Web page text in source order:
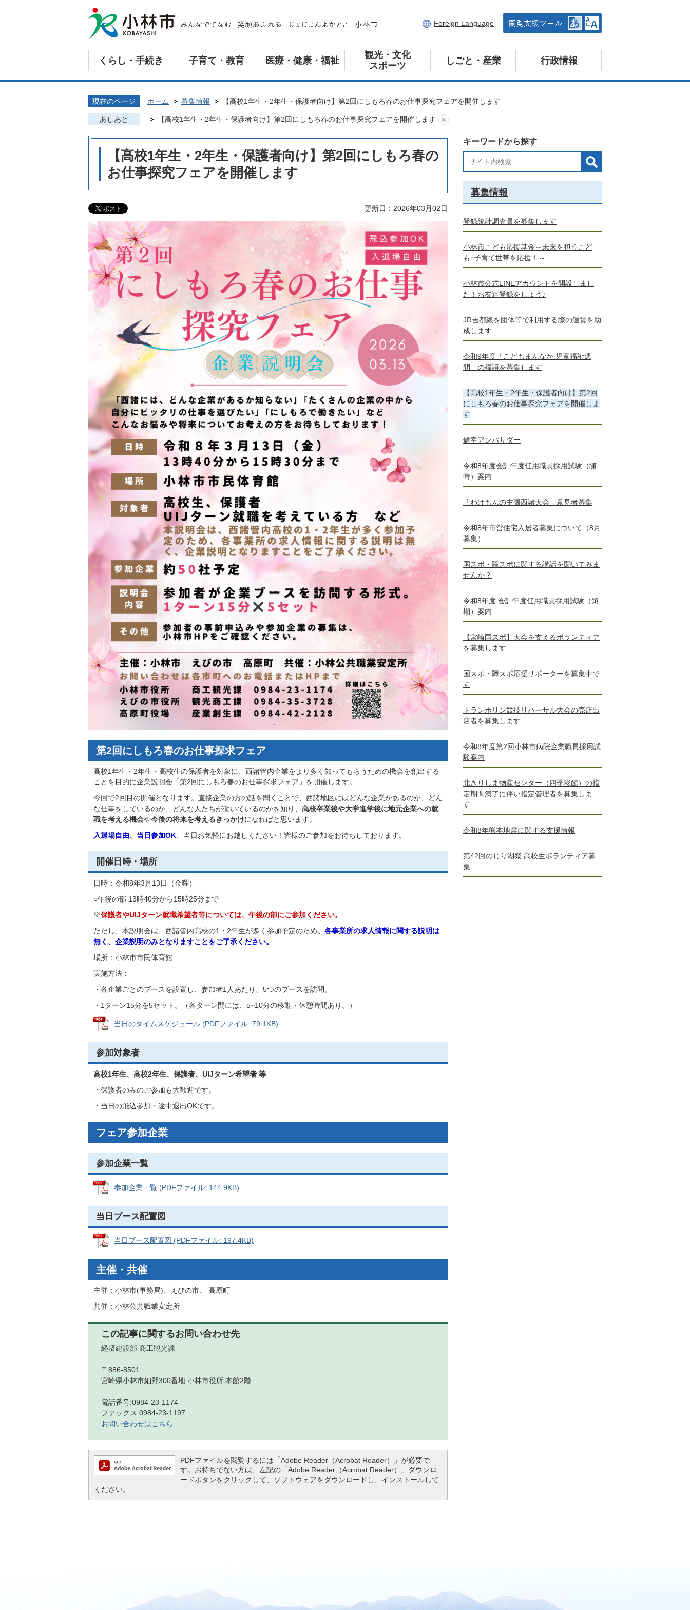
Foreign Language
くらし・手続き 子育て・教育 医療・健康・福祉
観光・文化
スポーツ
しごと・産業 行政情報
現在のページ ホーム 募集情報 【高校1年生・2年生・保護者向け】第2回にしもろ春のお仕事探究フェアを開催します
あしあと 【高校1年生・2年生・保護者向け】第2回にしもろ春のお仕事探究フェアを開催します
【高校1年生・2年生・保護者向け】第2回にしもろ春の
お仕事探究フェアを開催します
更新日：2026年03月02日
第2回にしもろ春のお仕事探求フェア
高校1年生・2年生・高校生の保護者を対象に、西諸管内企業をより多く知ってもらうための機会を創出する
ことを目的に企業説明会「第2回にしもろ春のお仕事探求フェア」を開催します。
今回で2回目の開催となります。直接企業の方の話を聞くことで、西諸地区にはどんな企業があるのか、どん
な仕事をしているのか、どんな人たちが働いているのかを知り、 高校卒業後や大学進学後に地元企業への就
職を考える機会や今後の将来を考えるきっかけになればと思います。
入退場自由、当日参加OK 、当日お気軽にお越しください！皆様のご参加をお待ちしております。
開催日時・場所
日時：令和8年3月13日（金曜）
○午後の部 13時40分から15時25分まで
※保護者やUIJターン就職希望者等については、午後の部にご参加ください。
ただし、本説明会は、西諸管内高校の1・2年生が多く参加予定のため、各事業所の求人情報に関する説明は
無く、企業説明のみとなりますことをご了承ください。
場所：小林市市民体育館
実施方法：
・各企業ごとのブースを設置し、参加者1人あたり、5つのブースを訪問。
・1ターン15分を5セット。（各ターン間には、5~10分の移動・休憩時間あり。）
当日のタイムスケジュール (PDFファイル: 79.1KB)
参加対象者
高校1年生、高校2年生、保護者、UIJターン希望者 等
・保護者のみのご参加も大歓迎です。
・当日の飛込参加・途中退出OKです。
フェア参加企業
参加企業一覧
参加企業一覧 (PDFファイル: 144.9KB)
当日ブース配置図
当日ブース配置図 (PDFファイル: 197.4KB)
主催・共催
主催：小林市(事務局)、えびの市、 高原町
共催：小林公共職業安定所
この記事に関するお問い合わせ先
経済建設部 商工観光課
〒886-8501
宮崎県小林市細野300番地 小林市役所 本館2階
電話番号:0984-23-1174
ファックス:0984-23-1197
お問い合わせはこちら
PDFファイルを閲覧するには「Adobe Reader（Acrobat Reader）」が必要で
す。お持ちでない方は、左記の「Adobe Reader（Acrobat Reader）」ダウンロ
ードボタンをクリックして、ソフトウェアをダウンロードし、インストールして
ください。
キーワードから探す
募集情報
登録統計調査員を募集します
小林市こども応援基金～未来を担うこど
も･子育て世帯を応援！～
小林市公式LINEアカウントを開設しまし
た！お友達登録をしよう♪
JR吉都線を団体等で利用する際の運賃を助
成します
令和9年度「こどもまんなか 児童福祉週
間」の標語を募集します
【高校1年生・2年生・保護者向け】第2回
にしもろ春のお仕事探究フェアを開催しま
す
健幸アンバサダー
令和8年度会計年度任用職員採用試験（随
時）案内
「わけもんの主張西諸大会」意見者募集
令和8年市営住宅入居者募集について（8月
募集）
国スポ・障スポに関する講話を聞いてみま
せんか？
令和8年度 会計年度任用職員採用試験（短
期）案内
【宮崎国スポ】大会を支えるボランティア
を募集します
国スポ・障スポ応援サポーターを募集中で
す
トランポリン競技リハーサル大会の売店出
店者を募集します
令和8年度第2回小林市病院企業職員採用試
験案内
北きりしま物産センター（四季彩館）の指
定期間満了に伴い指定管理者を募集しま
す
令和8年熊本地震に関する支援情報
第42回のじり湖祭 高校生ボランティア募
集